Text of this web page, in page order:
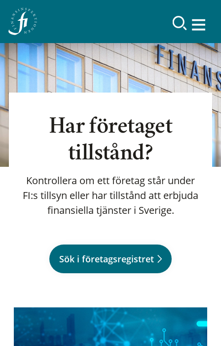
Har företaget
tillstånd?
Kontrollera om ett företag står under
FI:s tillsyn eller har tillstånd att erbjuda
finansiella tjänster i Sverige.
Sök i företagsregistret